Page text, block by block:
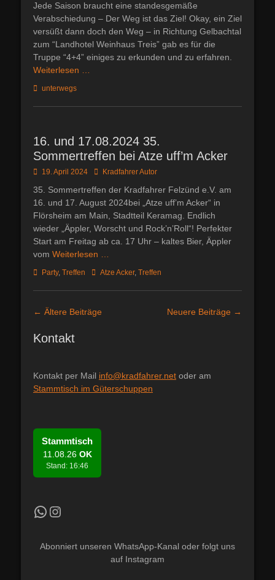
Jede Saison braucht eine standesgemäße
Verabschiedung – Der Weg ist das Ziel! Okay, ein Ziel
versüßt dann doch den Weg – in Richtung Gelbachtal
zum “Landhotel Weinhaus Treis” gab es für die
Truppe “4+4” einiges zu erkunden und zu erfahren.
Weiterlesen …
Kategorien
unterwegs
16. und 17.08.2024 35.
Sommertreffen bei Atze uff’m Acker
Posted
19. April 2024 AutorKradfahrer Autor
35. Sommertreffen der Kradfahrer Felzünd e.V. am
16. und 17. August 2024bei „Atze uff’m Acker“ in
Flörsheim am Main, Stadtteil Keramag. Endlich
wieder „Äppler, Worscht und Rock’n’Roll“! Perfekter
Start am Freitag ab ca. 17 Uhr – kaltes Bier, Äppler
vom Weiterlesen …
Kategorien
Party, Treffen Schlagworte
Atze Acker, Treffen
Beitragsnavigation
← Ältere Beiträge Neuere Beiträge →
Kontakt
Kontakt per Mail info@kradfahrer.net oder am
Stammtisch im Güterschuppen
Stammtisch
11.08.26 OK
Stand: 16:46
Kradfahrer WhatsApp KanalInstagram
Abonniert unseren WhatsApp-Kanal oder folgt uns
auf Instagram